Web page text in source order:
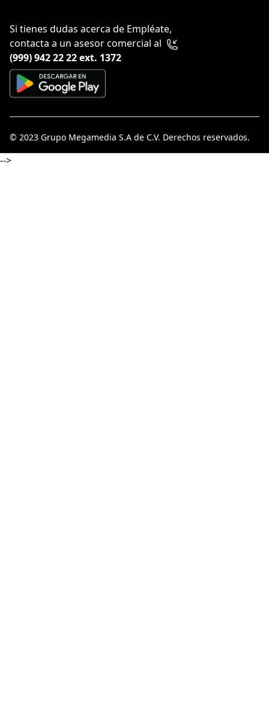
Si tienes dudas acerca de Empléate,
contacta a un asesor comercial al
(999) 942 22 22 ext. 1372
© 2023 Grupo Megamedia S.A de C.V. Derechos reservados.
-->